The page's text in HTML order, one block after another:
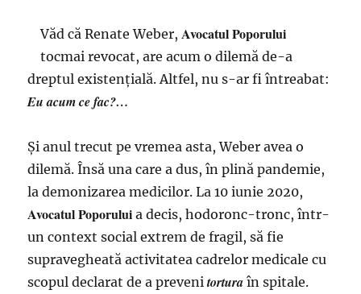
concepţiile
AUR
Văd că Renate Weber,Avocatul Poporului
tocmai revocat, are acum o dilemă de-a
dreptul existenţială. Altfel, nu s-ar fi întreabat:
Eu acum ce fac?…
Şi anul trecut pe vremea asta, Weber avea o
dilemă. Însă una care a dus, în plină pandemie,
la demonizarea medicilor. La 10 iunie 2020,
Avocatul Poporului a decis, hodoronc-tronc, într-
un context social extrem de fragil, să fie
supravegheată activitatea cadrelor medicale cu
scopul declarat de a prevenitorturaîn spitale.